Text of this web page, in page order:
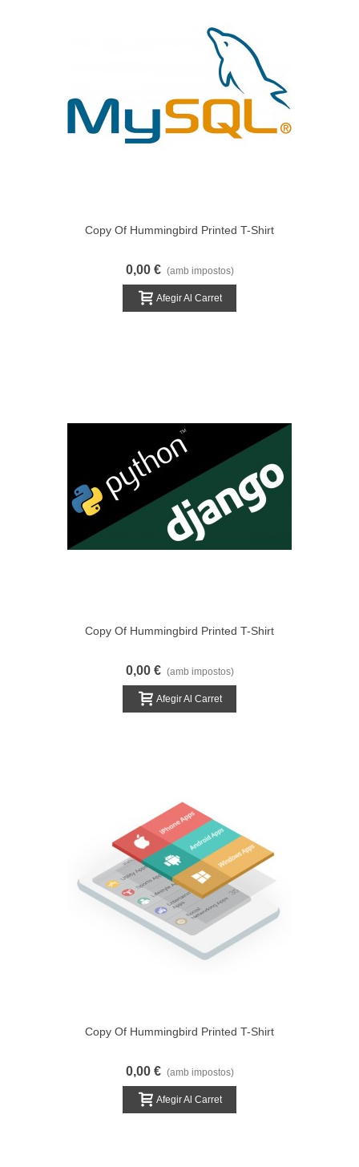
Copy Of Hummingbird Printed T-Shirt
0,00 € (amb impostos)
Afegir Al Carret
Copy Of Hummingbird Printed T-Shirt
0,00 € (amb impostos)
Afegir Al Carret
Copy Of Hummingbird Printed T-Shirt
0,00 € (amb impostos)
Afegir Al Carret